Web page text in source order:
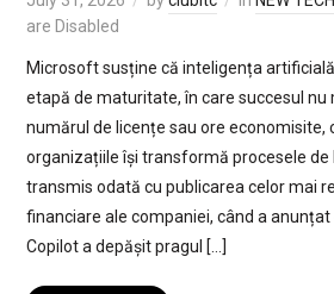
are Disabled
Microsoft susține că inteligența
etapă de maturitate, în care succesul nu
numărul de licențe sau ore economisite,
organizațiile își transformă procesele de
transmis odată cu publicarea celor mai
financiare ale companiei, când a
Copilot a depășit pragul […]